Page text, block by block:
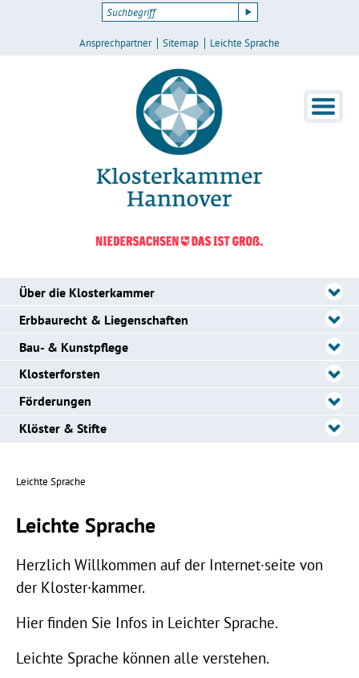
Ansprechpartner Sitemap Leichte Sprache
Über die Klosterkammer
Erbbaurecht & Liegenschaften
Bau- & Kunstpflege
Klosterforsten
Förderungen
Klöster & Stifte
Leichte Sprache
Leichte Sprache
Herzlich Willkommen auf der Internet·seite von
der Kloster·kammer.
Hier finden Sie Infos in Leichter Sprache.
Leichte Sprache können alle verstehen.